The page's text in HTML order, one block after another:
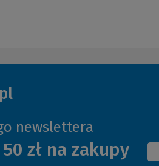
newslettera
zł na zakupy